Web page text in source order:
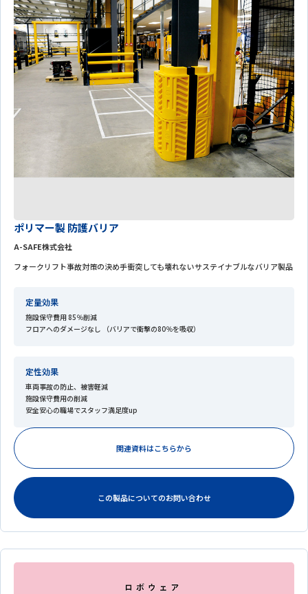
ポリマー製 防護バリア
A-SAFE株式会社
フォークリフト事故対策の決め手衝突しても壊れないサステイナブルなバリア製品
定量効果
施設保守費用 85％削減
フロアへのダメージなし （バリアで衝撃の80％を吸収）
定性効果
車両事故の防止、被害軽減
施設保守費用の削減
安全安心の職場でスタッフ満足度up
関連資料はこちらから
この製品についてのお問い合わせ